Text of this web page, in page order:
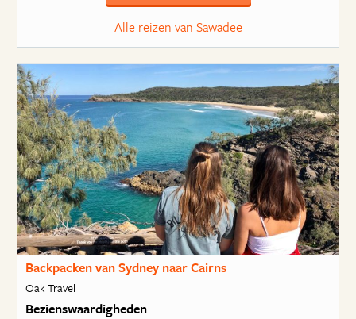
Alle reizen van Sawadee
Backpacken van Sydney naar Cairns
Oak Travel
Bezienswaardigheden